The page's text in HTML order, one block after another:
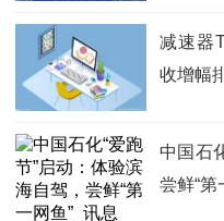
减速器
收增幅
中国石
尝鲜“第